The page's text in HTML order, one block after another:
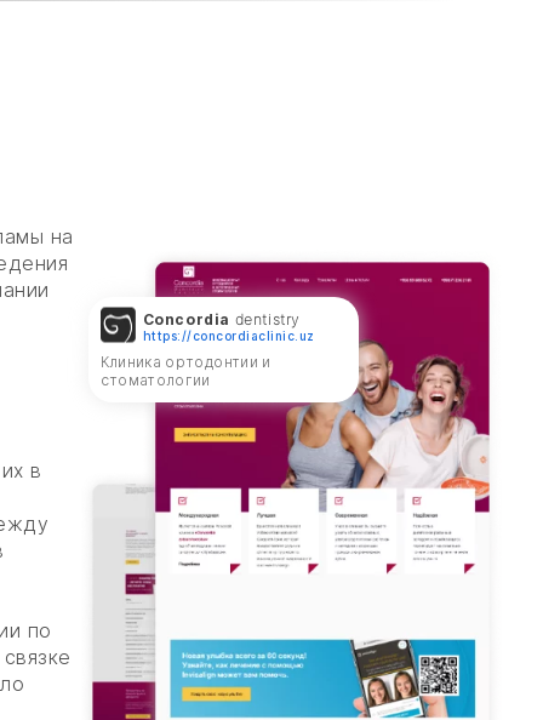
на
в
по
Concordia dentistry
https://concordiaclinic.uz
Клиника ортодонтии и
стоматологии